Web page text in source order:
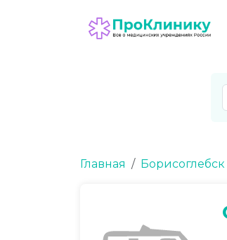
Главная Борисоглебск